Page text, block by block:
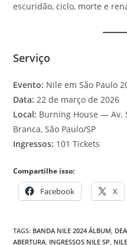
escuridão, ciclo, morte e
Serviço
Evento: Nile em São Paulo
Data: 22 de março de 2026
Local: Burning House — Av.
Branca, São Paulo/SP
Ingressos: 101 Tickets
Compartilhe isso:
Facebook X
TAGS: BANDA NILE 2024 ÁLBUM,
ABERTURA, INGRESSOS NILE SP,